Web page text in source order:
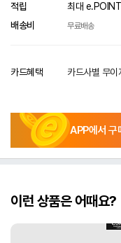
적립 최대
배송비
무료배송
카드혜택 카드사별 무
APP에서 구
이런 상품은 어때요?